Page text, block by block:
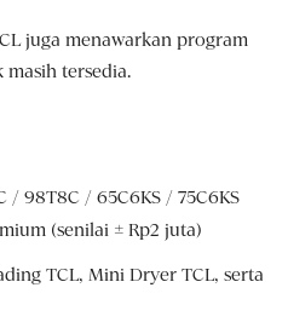
juga menawarkan program
masih tersedia.
/ 98T8C / 65C6KS / 75C6KS
(senilai ± Rp2 juta)
TCL, Mini Dryer TCL, serta